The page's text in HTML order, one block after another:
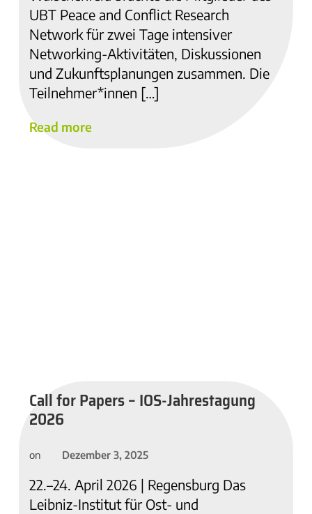
UBT Peace and Conflict Research
Network für zwei Tage intensiver
Networking-Aktivitäten, Diskussionen
und Zukunftsplanungen zusammen. Die
Teilnehmer*innen […]
Read more
Call for Papers – IOS-Jahrestagung
2026
on Dezember 3, 2025
22.–24. April 2026 | Regensburg Das
Leibniz-Institut für Ost- und